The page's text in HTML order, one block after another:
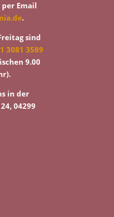
Email
.
sind
3081 3589
9.00
in der
04299